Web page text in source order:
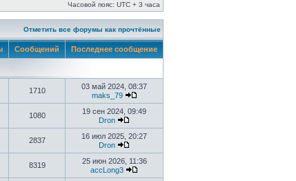
Часовой пояс: UTC + 3 часа
Отметить все форумы как прочтённые
Сообщений Последнее сообщение
1710
03 май 2024, 08:37
maks_79
1080
19 сен 2024, 09:49
Dron
2837
16 июл 2025, 20:27
Dron
8319
25 июн 2026, 11:36
accLong3